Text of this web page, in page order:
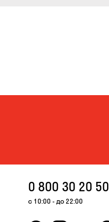
0 800 30 20 50
с 10:00 - до 22:00